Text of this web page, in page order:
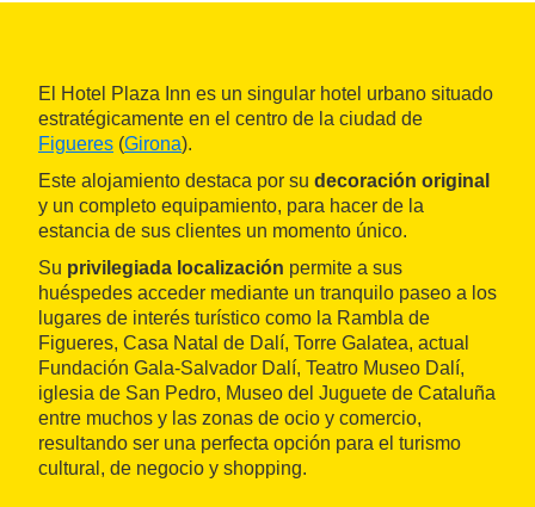
El Hotel Plaza Inn es un singular hotel urbano situado
estratégicamente en el centro de la ciudad de
Figueres (Girona).
Este alojamiento destaca por su decoración original
y un completo equipamiento, para hacer de la
estancia de sus clientes un momento único.
Su privilegiada localización permite a sus
huéspedes acceder mediante un tranquilo paseo a los
lugares de interés turístico como la Rambla de
Figueres, Casa Natal de Dalí, Torre Galatea, actual
Fundación Gala-Salvador Dalí, Teatro Museo Dalí,
iglesia de San Pedro, Museo del Juguete de Cataluña
entre muchos y las zonas de ocio y comercio,
resultando ser una perfecta opción para el turismo
cultural, de negocio y shopping.